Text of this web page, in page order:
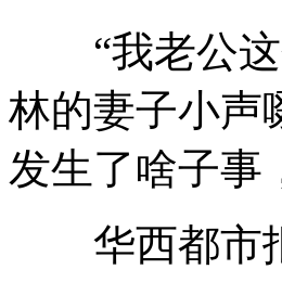
“我老公这
林的妻子小声
发生了啥子事
华西都市报